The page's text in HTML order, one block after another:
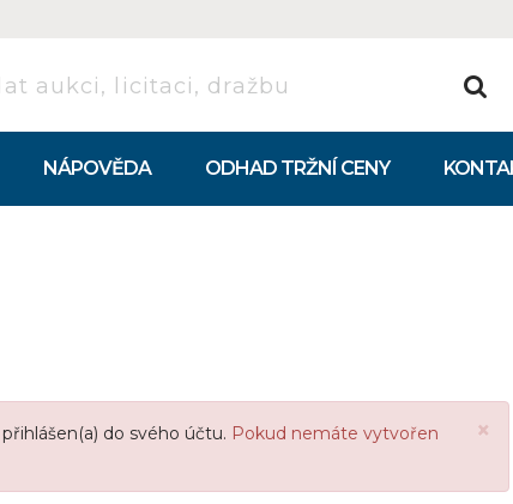
NÁPOVĚDA ODHAD TRŽNÍ CENY
×
přihlášen(a) do svého účtu. Pokud nemáte vytvořen